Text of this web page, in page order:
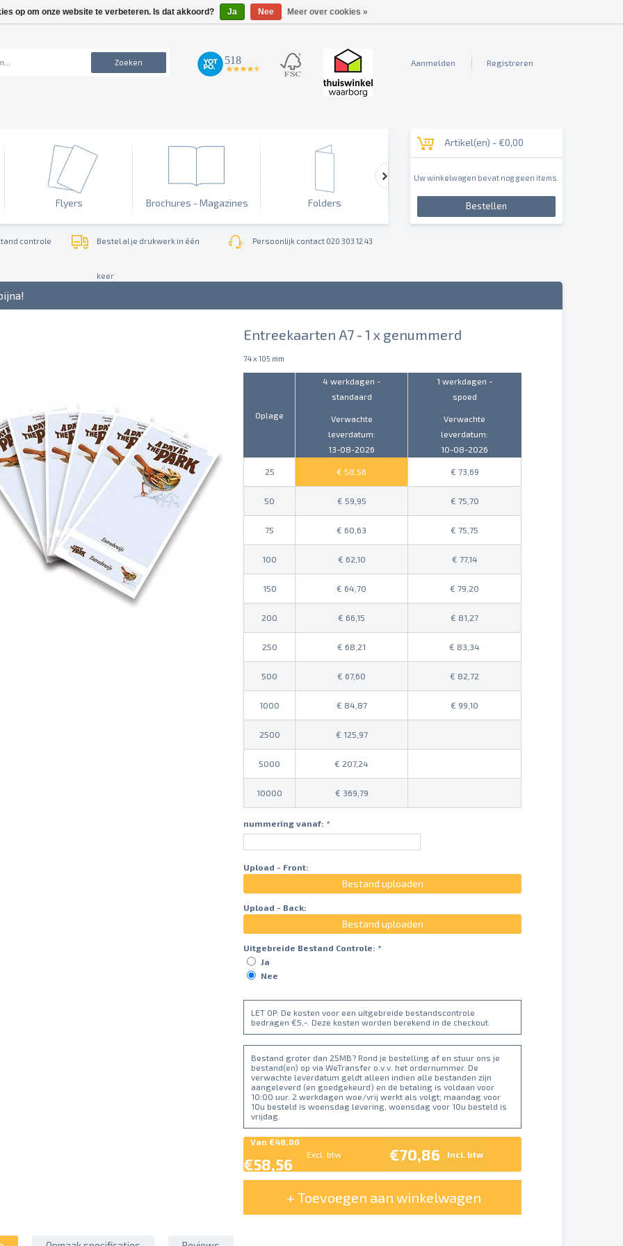
Zoeken 518 Aanmelden Registreren
Flyers Brochures - Magazines Folders Outdoor & Sign
Artikel(en) -€0,00
Uw winkelwagen bevat nog geen items.
Bestellen
controle Bestel al je drukwerk in één
keer
Persoonlijk contact 020 303 12 43
Entreekaarten A7 - 1 x genummerd
74 x 105 mm
Oplage
4 werkdagen -
standaard
Verwachte
leverdatum:
13-08-2026
1 werkdagen -
spoed
Verwachte
leverdatum:
10-08-2026
25 58,56 73,69
50 59,95 75,70
75 60,63 75,75
100 62,10 77,14
150 64,70 79,20
200 66,15 81,27
250 68,21 83,34
500 67,60 82,72
1000 84,87 99,10
2500 125,97
5000 207,24
10000 369,79
nummering vanaf: *
Upload - Front:
Bestand uploaden
Upload - Back:
Bestand uploaden
Uitgebreide Bestand Controle: *
Ja
Nee
LET OP: De kosten voor een uitgebreide bestandscontrole
bedragen €5,-. Deze kosten worden berekend in de checkout.
Bestand groter dan 25MB? Rond je bestelling af en stuur ons je
bestand(en) op via WeTransfer o.v.v. het ordernummer. De
verwachte leverdatum geldt alleen indien alle bestanden zijn
aangeleverd (en goedgekeurd) en de betaling is voldaan voor
10:00 uur. 2 werkdagen woe/vrij werkt als volgt; maandag voor
10u besteld is woensdag levering, woensdag voor 10u besteld is
vrijdag.
Van €48,00
€58,56
Excl. btw €70,86 Incl. btw
+ Toevoegen aan winkelwagen
op om onze website te verbeteren. Is dat akkoord? Ja Nee Meer over cookies »